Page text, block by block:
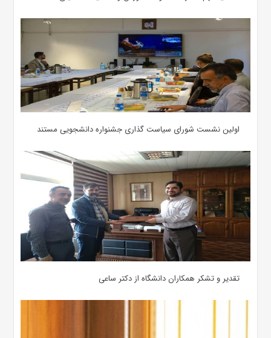
اولین نشست شورای سیاست گذاری جشنواره دانشجویی مستند
تقدیر و تشکر همکاران دانشگاه از دکتر ساعی